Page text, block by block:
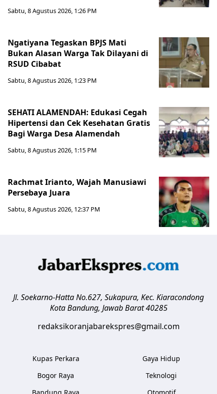
Sabtu, 8 Agustus 2026, 1:26 PM
Ngatiyana Tegaskan BPJS Mati
Bukan Alasan Warga Tak Dilayani di
RSUD Cibabat
Sabtu, 8 Agustus 2026, 1:23 PM
SEHATI ALAMENDAH: Edukasi Cegah
Hipertensi dan Cek Kesehatan Gratis
Bagi Warga Desa Alamendah
Sabtu, 8 Agustus 2026, 1:15 PM
Rachmat Irianto, Wajah Manusiawi
Persebaya Juara
Sabtu, 8 Agustus 2026, 12:37 PM
Jl. Soekarno-Hatta No.627, Sukapura, Kec. Kiaracondong
Kota Bandung, Jawab Barat 40285
redaksikoranjabarekspres@gmail.com
Kupas Perkara
Bogor Raya
Gaya Hidup
Teknologi